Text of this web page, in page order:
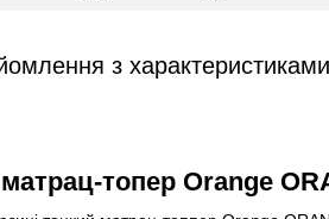
з
топер Orange